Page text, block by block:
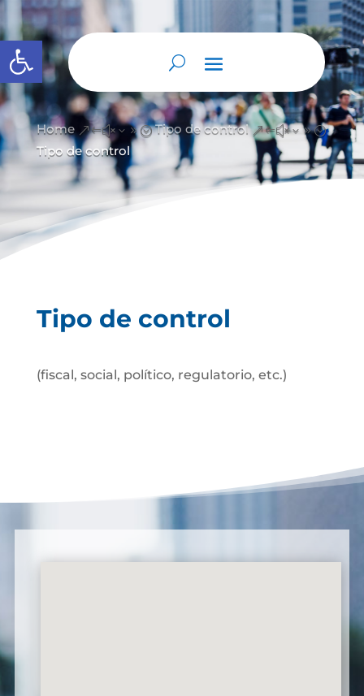
Abrir barra de herramientas
Home &#x39; Tipo de control &#x39;
Tipo de control
Tipo de control
(fiscal, social, político, regulatorio, etc.)